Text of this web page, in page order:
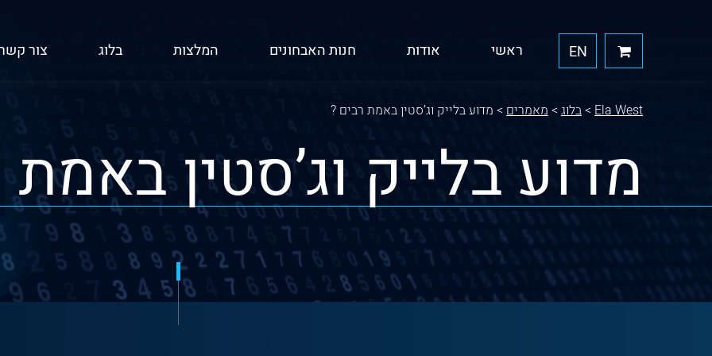
EN ראשי אודות חנות האבחונים המלצות בלוג צור
Ela West
>בלוג > מאמרים > מדוע בלייק וג’סטין באמת רבים ?
מדוע בלייק וג’סטין